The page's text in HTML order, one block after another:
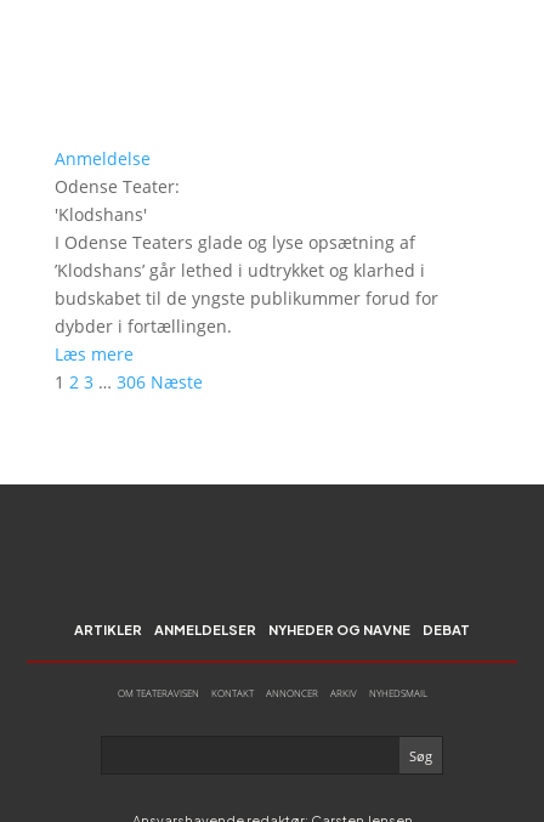
Anmeldelse
Odense Teater:
'Klodshans'
I Odense Teaters glade og lyse opsætning af
’Klodshans’ går lethed i udtrykket og klarhed i
budskabet til de yngste publikummer forud for
dybder i fortællingen.
Læs mere
1 2 3 … 306 Næste
ARTIKLER ANMELDELSER NYHEDER OG NAVNE DEBAT
OM TEATERAVISEN KONTAKT ANNONCER ARKIV NYHEDSMAIL